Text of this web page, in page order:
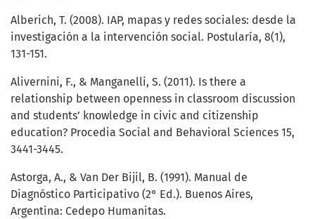
Alberich, T. (2008). IAP, mapas y redes sociales: desde la
investigación a la intervención social. Postularía, 8(1),
131-151.
Alivernini, F., & Manganelli, S. (2011). Is there a
relationship between openness in classroom discussion
and students’ knowledge in civic and citizenship
education? Procedia Social and Behavioral Sciences 15,
3441-3445.
Astorga, A., & Van Der Bijil, B. (1991). Manual de
Diagnóstico Participativo (2° Ed.). Buenos Aires,
Argentina: Cedepo Humanitas.